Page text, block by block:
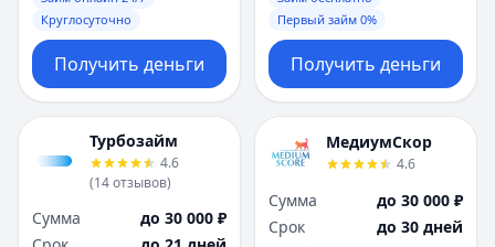
Ч
Чебоксары
Челябинск
Чита
Я
Ярославль
Вся Россия
Ч
Чебоксары
Челябинск
Чита
Я
Ярославль
Вся Россия
Круглосуточно
Получить деньги
Первый займ 0%
Получить деньги
Турбозайм
4.6
(14отзывов)
Сумма
до 30 000 ₽
МедиумСкор
4.6
Сумма
до 30 000 ₽
Срок
до 30 дней